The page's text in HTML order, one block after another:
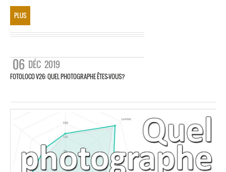
PLUS
06 DÉC 2019
FOTOLOCO V26: QUEL PHOTOGRAPHE ÊTES-VOUS?